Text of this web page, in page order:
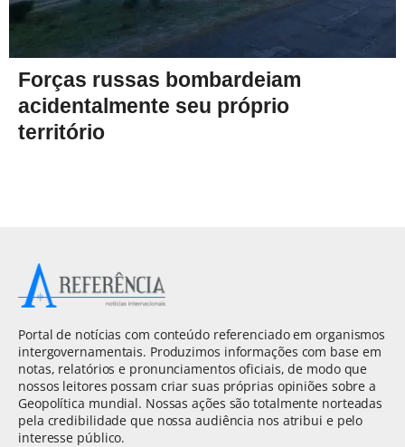
Forças russas bombardeiam
acidentalmente seu próprio
território
Portal de notícias com conteúdo referenciado em organismos
intergovernamentais. Produzimos informações com base em
notas, relatórios e pronunciamentos oficiais, de modo que
nossos leitores possam criar suas próprias opiniões sobre a
Geopolítica mundial. Nossas ações são totalmente norteadas
pela credibilidade que nossa audiência nos atribui e pelo
interesse público.